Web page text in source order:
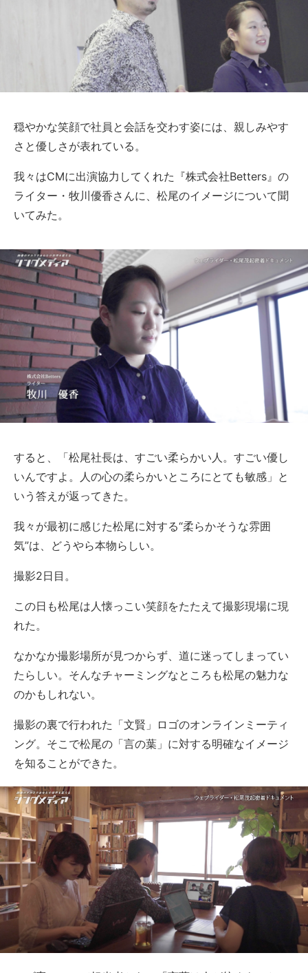
穏やかな笑顔で社員と会話を交わす姿には、親しみやす
さと優しさが表れている。
我々はCMに出演協力してくれた『株式会社Betters』の
ライター・牧川優香さんに、松尾のイメージについて聞
いてみた。
すると、「松尾社長は、すごい柔らかい人。すごい優し
いんですよ。人の心の柔らかいところにとても敏感」と
いう答えが返ってきた。
我々が最初に感じた松尾に対する“柔らかそうな雰囲
気”は、どうやら本物らしい。
撮影2日目。
この日も松尾は人懐っこい笑顔をたたえて撮影現場に現
れた。
なかなか撮影場所が見つからず、道に迷ってしまってい
たらしい。そんなチャーミングなところも松尾の魅力な
のかもしれない。
撮影の裏で行われた「文賢」ロゴのオンラインミーティ
ング。そこで松尾の「言の葉」に対する明確なイメージ
を知ることができた。